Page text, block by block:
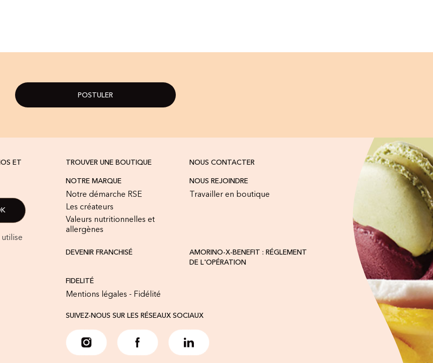
POSTULER
ET
TROUVER UNE BOUTIQUE NOUS CONTACTER
NOTRE MARQUE
Notre démarche RSE
Les créateurs
Valeurs nutritionnelles et
allergènes
NOUS REJOINDRE
Travailler en boutique
DEVENIR FRANCHISÉ
AMORINO-X-BENEFIT : RÉGLEMENT
DE L'OPÉRATION
FIDELITÉ
Mentions légales - Fidélité
SUIVEZ-NOUS SUR LES RÉSEAUX SOCIAUX